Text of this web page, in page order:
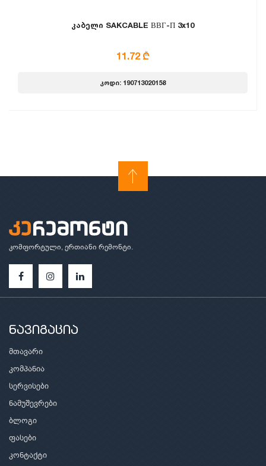
კაბელი SAKCABLE ВВГ-П 3x10
11.72 ₾
კოდი: 190713020158
კომფორტული, ერთიანი რემონტი.
ნავიგაცია
მთავარი
კომპანია
სერვისები
ნამუშევრები
ბლოგი
ფასები
კონტაქტი